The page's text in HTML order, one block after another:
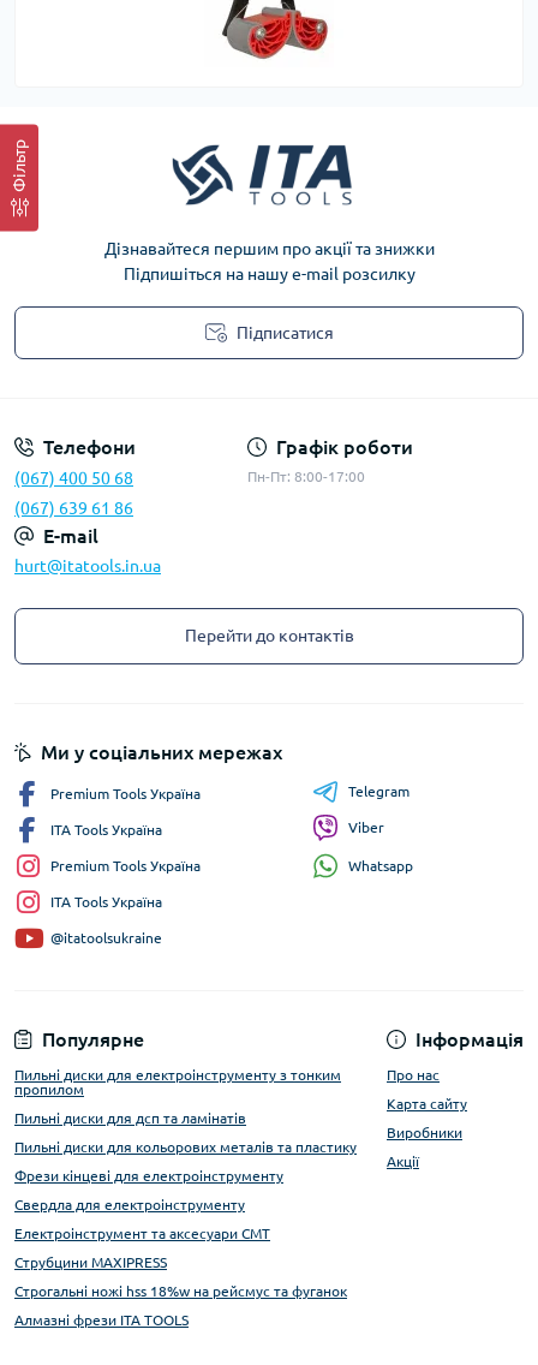
Фільтр
Дізнавайтеся першим про акції та знижки
Підпишіться на нашу e-mail розсилку
Підписатися
Телефони
(067) 400 50 68
(067) 639 61 86
Графік роботи
Пн-Пт: 8:00-17:00
E-mail
hurt@itatools.in.ua
Перейти до контактів
Популярне
Пильні диски для електроінструменту з тонким
пропилом
Пильні диски для дсп та ламінатів
Пильні диски для кольорових металів та пластику
Фрези кінцеві для електроінструменту
Свердла для електроінструменту
Електроінструмент та аксесуари CMT
Струбцини MAXIPRESS
Строгальні ножі hss 18%w на рейсмус та фуганок
Алмазні фрези ITA TOOLS
Інформація
Про нас
Карта сайту
Виробники
Акції
Ми у соціальних мережах
Premium Tools Україна
ITA Tools Україна
Premium Tools Україна
ITA Tools Україна
@itatoolsukraine
Telegram
Viber
Whatsapp